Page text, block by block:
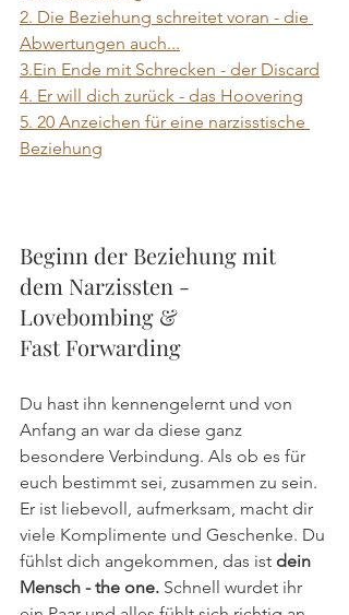
2. Die Beziehung schreitet voran - die
Abwertungen auch...
3.Ein Ende mit Schrecken - der Discard
4. Er will dich zurück - das Hoovering
5. 20 Anzeichen für eine narzisstische
Beziehung
Beginn der Beziehung mit
dem Narzissten -
Lovebombing &
Fast Forwarding
Du hast ihn kennengelernt und von
Anfang an war da diese ganz
besondere Verbindung. Als ob es für
euch bestimmt sei, zusammen zu sein.
Er ist liebevoll, aufmerksam, macht dir
viele Komplimente und Geschenke. Du
fühlst dich angekommen, das ist dein
Mensch - the one. Schnell wurdet ihr